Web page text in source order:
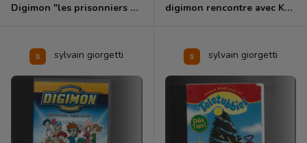
Digimon "les prisonniers de la pyramide" digimon rencontre avec Kari
sylvain giorgetti sylvain giorgetti